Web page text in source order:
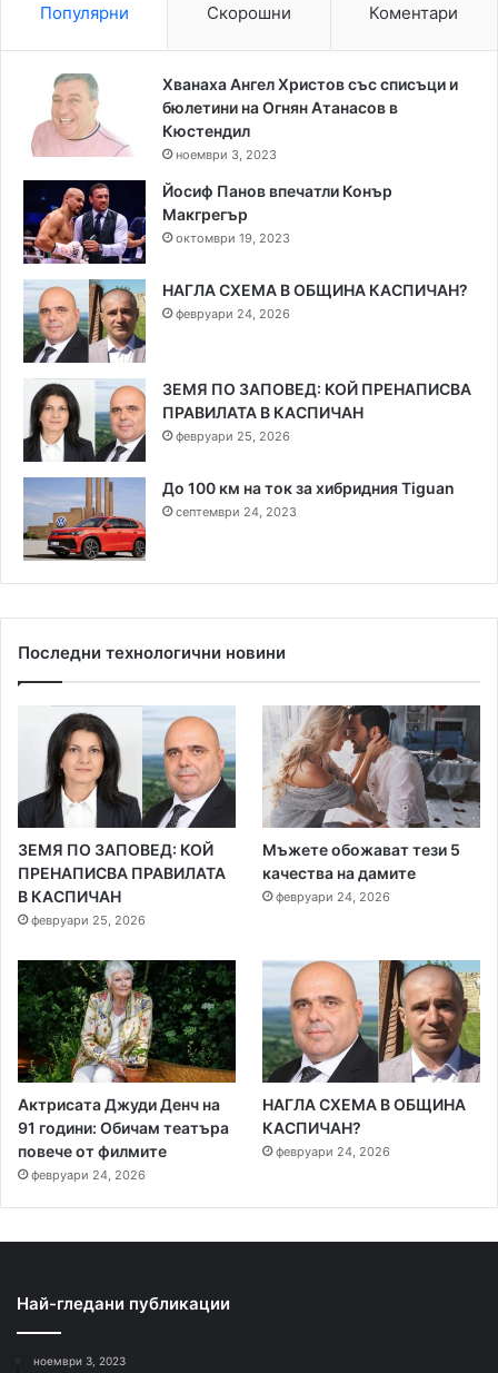
Популярни Скорошни Коментари
Хванаха Ангел Христов със списъци и
бюлетини на Огнян Атанасов в
Кюстендил
ноември 3, 2023
Йосиф Панов впечатли Конър
Макгрегър
октомври 19, 2023
НАГЛА СХЕМА В ОБЩИНА КАСПИЧАН?
февруари 24, 2026
ЗЕМЯ ПО ЗАПОВЕД: КОЙ ПРЕНАПИСВА
ПРАВИЛАТА В КАСПИЧАН
февруари 25, 2026
До 100 км на ток за хибридния Tiguan
септември 24, 2023
Последни технологични новини
ЗЕМЯ ПО ЗАПОВЕД: КОЙ
ПРЕНАПИСВА ПРАВИЛАТА
В КАСПИЧАН
февруари 25, 2026
Мъжете обожават тези 5
качества на дамите
февруари 24, 2026
Актрисата Джуди Денч на
91 години: Обичам театъра
повече от филмите
февруари 24, 2026
НАГЛА СХЕМА В ОБЩИНА
КАСПИЧАН?
февруари 24, 2026
Най-гледани публикации
ноември 3, 2023